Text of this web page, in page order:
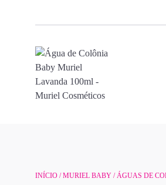
INÍCIO /MURIEL BABY /ÁGUAS DE